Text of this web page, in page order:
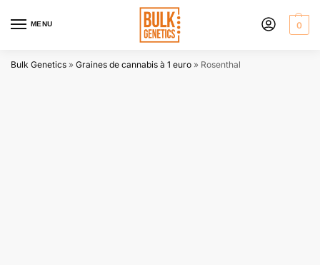
MENU 0
Bulk Genetics » Graines de cannabis à 1 euro » Rosenthal